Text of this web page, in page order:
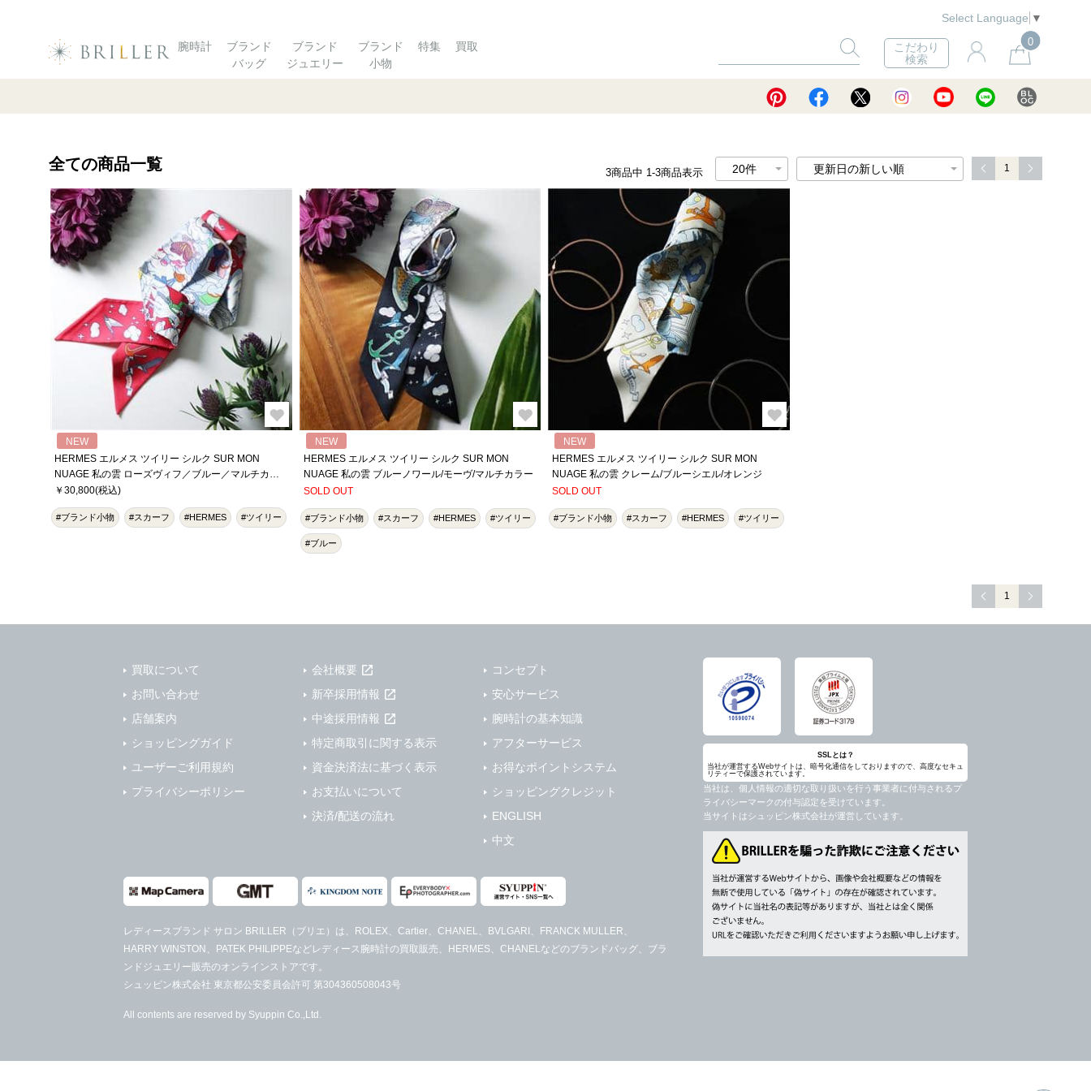
Select Language ▼
腕時計
ブランド
バッグ
ブランド
ジュエリー
ブランド
小物
特集 買取
こだわり
検索
0
全ての商品一覧 1
3商品中 1-3商品表示
NEW
HERMES エルメス ツイリー シルク SUR MON
NUAGE 私の雲 ローズヴィフ／ブルー／マルチカラ
ー
￥30,800(税込)
#ブランド小物 #スカーフ #HERMES #ツイリー
NEW
HERMES エルメス ツイリー シルク SUR MON
NUAGE 私の雲 ブルーノワール/モーヴ/マルチカラー
SOLD OUT
#ブランド小物 #スカーフ #HERMES #ツイリー
#ブルー
NEW
HERMES エルメス ツイリー シルク SUR MON
NUAGE 私の雲 クレーム/ブルーシエル/オレンジ
SOLD OUT
#ブランド小物 #スカーフ #HERMES #ツイリー
1
買取について
お問い合わせ
店舗案内
ショッピングガイド
ユーザーご利用規約
プライバシーポリシー
会社概要
新卒採用情報
中途採用情報
特定商取引に関する表示
資金決済法に基づく表示
お支払いについて
決済/配送の流れ
コンセプト
安心サービス
腕時計の基本知識
アフターサービス
お得なポイントシステム
ショッピングクレジット
ENGLISH
中文
レディースブランド サロン BRILLER（ブリエ） は、ROLEX、Cartier、CHANEL、BVLGARI、FRANCK MULLER、
HARRY WINSTON、PATEK PHILIPPEなどレディース腕時計の買取販売、HERMES、CHANELなどのブランドバッグ、ブラ
ンドジュエリー販売のオンラインストアです。
シュッピン株式会社 東京都公安委員会許可 第304360508043号
All contents are reserved by Syuppin Co.,Ltd.
SSLとは？
当社が運営するWebサイトは、暗号化通信をしておりますので、高度なセキュ
リティーで保護されています。
当社は、個人情報の適切な取り扱いを行う事業者に付与されるプ
ライバシーマークの付与認定を受けています。
当サイトはシュッピン株式会社が運営しています。